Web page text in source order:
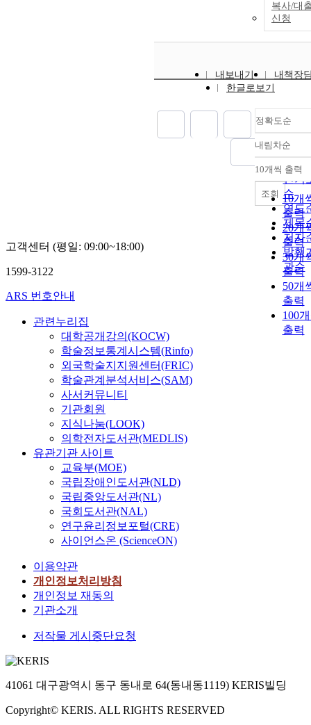
복사/대
신청
내보내기
내책장
한글로보기
정확도순
정확
순
인기
순
연도
제목
저자
발행
관순
내림차순
내림
10개씩 출력
10개
출력
20개
출력
30개
출력
50개
출력
100
출력
조회
고객센터 (평일: 09:00~18:00)
1599-3122
ARS 번호안내
관련누리집
대학공개강의(KOCW)
학술정보통계시스템(Rinfo)
외국학술지지원센터(FRIC)
학술관계분석서비스(SAM)
사서커뮤니티
기관회원
지식나눔(LOOK)
의학전자도서관(MEDLIS)
유관기관 사이트
교육부(MOE)
국립장애인도서관(NLD)
국립중앙도서관(NL)
국회도서관(NAL)
연구윤리정보포털(CRE)
사이언스온 (ScienceON)
이용약관
개인정보처리방침
개인정보 재동의
기관소개
저작물 게시중단요청
41061 대구광역시 동구 동내로 64(동내동1119) KERIS빌딩
Copyright© KERIS. ALL RIGHTS RESERVED